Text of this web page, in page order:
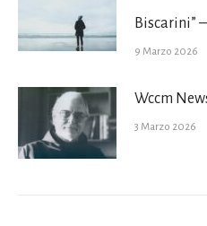
Biscarini”
9 Marzo 2026
Wccm
3 Marzo 2026